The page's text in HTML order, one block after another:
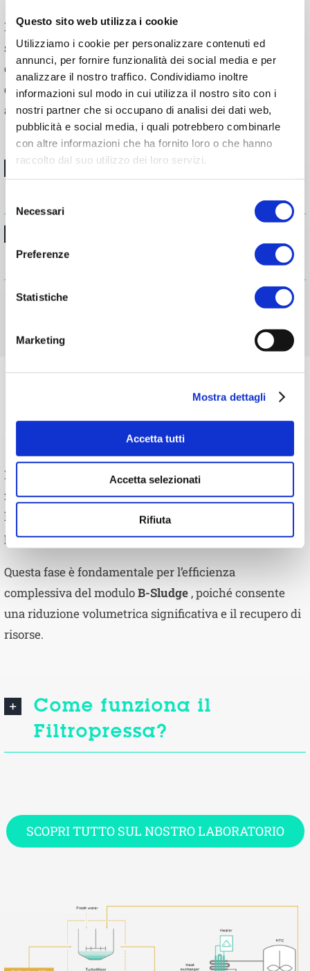
Questo sito web utilizza i cookie
Utilizziamo i cookie per personalizzare contenuti ed
annunci, per fornire funzionalità dei social media e per
analizzare il nostro traffico. Condividiamo inoltre
informazioni sul modo in cui utilizza il nostro sito con i
nostri partner che si occupano di analisi dei dati web,
pubblicità e social media, i quali potrebbero combinarle
con altre informazioni che ha fornito loro o che hanno
raccolto dal suo utilizzo dei loro servizi.
delNecessari
Preferenze
Statistiche
Marketing
Mostra dettagli
Accetta tutti
Accetta selezionati
Rifiuta
La tecnologia si basa su una serie di reattori operanti in
sequenza per garantire un processo batch alternato
che permette un trattamento in continuo. All’interno
del sistema, la presenza di uno scambiatore di calore
assicura l’efficienza termica del processo.
Vantaggi tecnici del
su misura
SOLIDO-LIQUIDO
Il trattamento HTC modifica le proprietà reologiche del
fango, migliorando le prestazioni di separazione solido-
liquido tramite filtropressa senza utilizzo di
polielettroliti.
Questa fase è fondamentale per l’efficienza
complessiva del moduloB-Sludge , poiché consente
una riduzione volumetrica significativa e il recupero di
risorse.
Come funziona il
Filtropressa?
SCOPRI TUTTO SUL NOSTRO LABORATORIO